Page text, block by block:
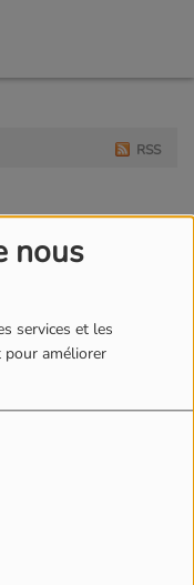
nous
services et les
améliorer
RSS